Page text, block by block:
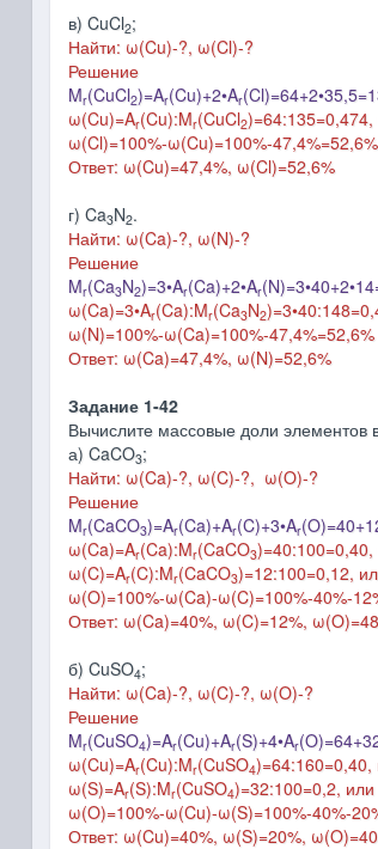
в) CuCl2;
Найти: ω(Cu)-?, ω(Cl)-?
Решение
Mr(CuCl2)=Ar(Cu)+2•Ar
ω(Cu)=Ar(Cu):Mr(CuCl2
ω(Cl)=100%-ω(Cu)=100%-47,4%=52,6%
Ответ: ω(Cu)=47,4%, ω(Cl)=52,6%
г) Ca3N2.
Найти: ω(Ca)-?, ω(N)-?
Решение
Mr(Ca3N2)=3•Ar(Ca)+2•Ar
ω(Ca)=3•Ar(Ca):Mr(Ca3N2
ω(N)=100%-ω(Ca)=100%-47,4%=52,6%
Ответ: ω(Ca)=47,4%, ω(N)=52,6%
Задание 1-42
Вычислите массовые доли элементов
а) CaCO3;
Найти: ω(Ca)-?, ω(C)-?, ω(O)-?
Решение
Mr(CaCO3)=Ar(Ca)+Ar(C)+3•Ar
ω(Ca)=Ar(Ca):Mr(CaCO3
ω(C)=Ar(C):Mr(CaCO3)=12:100=0,12,
ω(O)=100%-ω(Ca)-ω(C)=100%-40%-
Ответ: ω(Ca)=40%, ω(C)=12%,
б) CuSO4;
Найти: ω(Ca)-?, ω(C)-?, ω(O)-?
Решение
Mr(CuSO4)=Ar(Cu)+Ar(S)+4•Ar
ω(Cu)=Ar(Cu):Mr(CuSO4)=64:160=0,40,
ω(S)=Ar(S):Mr(CuSO4)=32:100=0,2,
ω(O)=100%-ω(Cu)-ω(S)=100%-40%-
Ответ: ω(Cu)=40%, ω(S)=20%,